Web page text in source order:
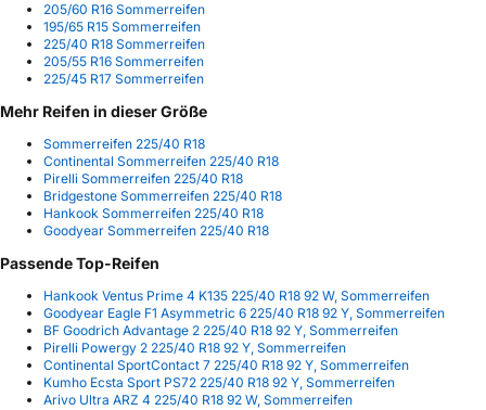
205/60 R16 Sommerreifen
195/65 R15 Sommerreifen
225/40 R18 Sommerreifen
205/55 R16 Sommerreifen
225/45 R17 Sommerreifen
Mehr Reifen in dieser Größe
Sommerreifen 225/40 R18
Continental Sommerreifen 225/40 R18
Pirelli Sommerreifen 225/40 R18
Bridgestone Sommerreifen 225/40 R18
Hankook Sommerreifen 225/40 R18
Goodyear Sommerreifen 225/40 R18
Passende Top-Reifen
Hankook Ventus Prime 4 K135 225/40 R18 92 W, Sommerreifen
Goodyear Eagle F1 Asymmetric 6 225/40 R18 92 Y, Sommerreifen
BF Goodrich Advantage 2 225/40 R18 92 Y, Sommerreifen
Pirelli Powergy 2 225/40 R18 92 Y, Sommerreifen
Continental SportContact 7 225/40 R18 92 Y, Sommerreifen
Kumho Ecsta Sport PS72 225/40 R18 92 Y, Sommerreifen
Arivo Ultra ARZ 4 225/40 R18 92 W, Sommerreifen